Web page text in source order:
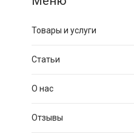
Товары и услуги
Статьи
О нас
Отзывы